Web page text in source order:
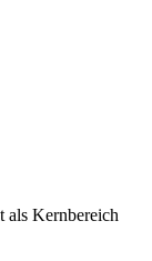
Kernbereich